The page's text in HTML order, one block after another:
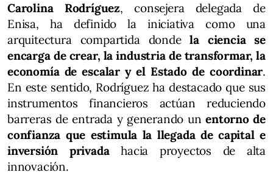
Carolina Rodríguez, consejera delegada de
Enisa, ha definido la iniciativa como una
arquitectura compartida dondela ciencia se
encarga de crear, la industria de transformar, la
economía de escalar y el Estado de coordinar.
En este sentido, Rodríguez ha destacado que sus
instrumentos financieros actúan reduciendo
barreras de entrada y generando unentorno de
confianza que estimula la llegada de capital e
inversión privadahacia proyectos de alta
innovación.